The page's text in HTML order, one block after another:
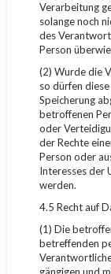
Verarbeitung
solange noch
des
Person
(2) Wurde die
so dürfen
Speicherung
betroffenen
oder
der Rechte
Person oder
Interesses der
werden.
4.5 Recht auf
(1) Die
betreffenden